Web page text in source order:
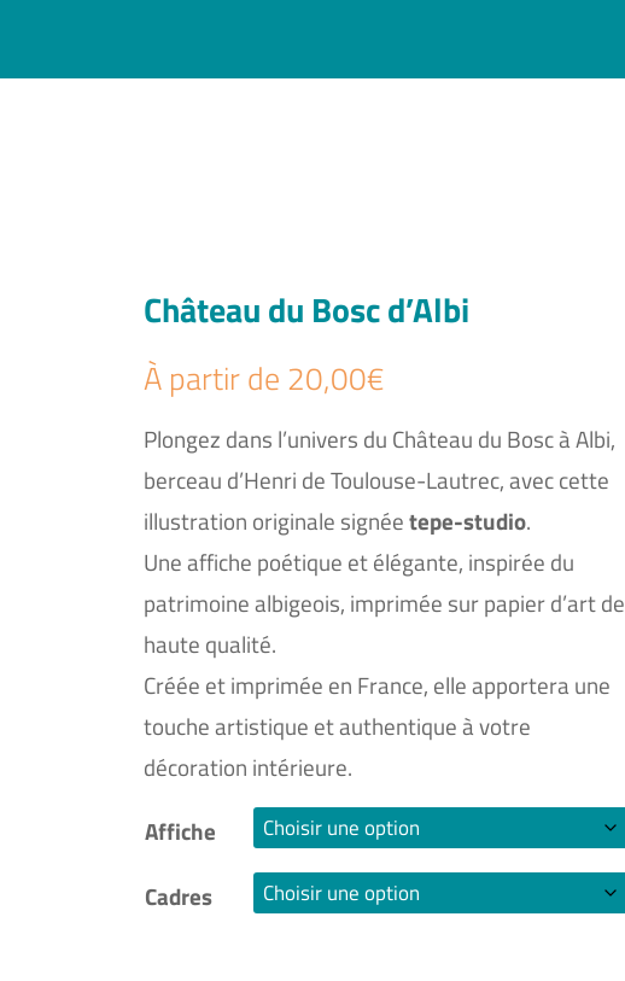
Château du Bosc d’Albi
À partir de 20,00€
Plongez dans l’univers du Château du Bosc à Albi,
berceau d’Henri de Toulouse-Lautrec, avec cette
illustration originale signéetepe-studio.
Une affiche poétique et élégante, inspirée du
patrimoine albigeois, imprimée sur papier d’art de
haute qualité.
Créée et imprimée en France, elle apportera une
touche artistique et authentique à votre
décoration intérieure.
Affiche
Cadres